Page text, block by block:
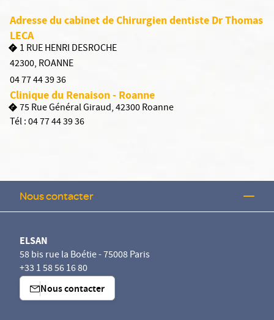
Adresse du cabinet de Chirurgien dentiste Dr Thomas
LECA
1 RUE HENRI DESROCHE
42300, ROANNE
04 77 44 39 36
Clinique du Renaison - Roanne
75 Rue Général Giraud, 42300 Roanne
Tél :04 77 44 39 36
Nous contacter
ELSAN
58 bis rue la Boétie - 75008 Paris
+33 1 58 56 16 80
Nous contacter